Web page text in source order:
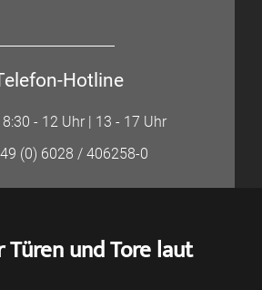
Hotline
8:30 - 12 Uhr | 13 - 17 Uhr
(0) 6028 / 406258-0
Türen und Tore laut